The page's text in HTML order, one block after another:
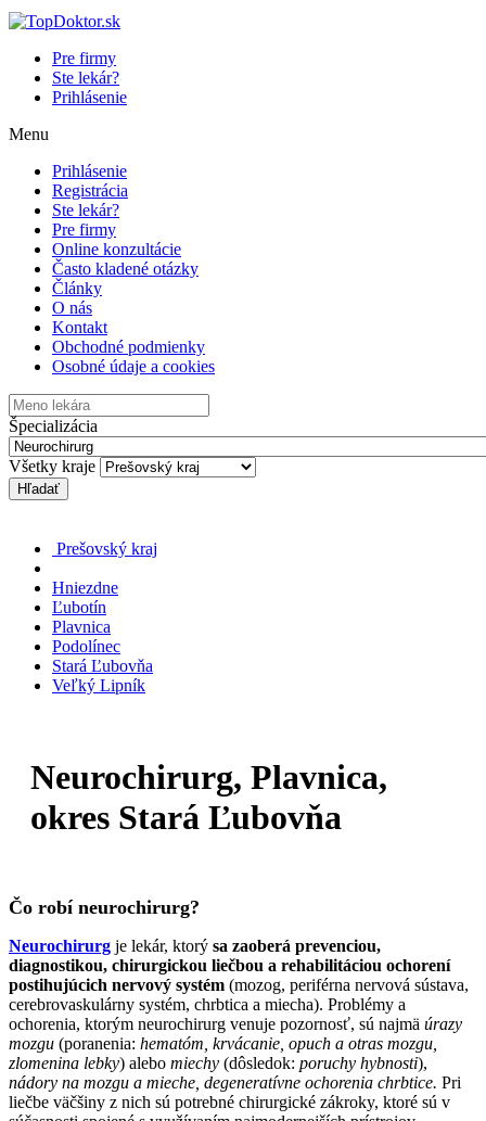
Pre firmy
Ste lekár?
Prihlásenie
Menu
Prihlásenie
Registrácia
Ste lekár?
Pre firmy
Online konzultácie
Často kladené otázky
Články
O nás
Kontakt
Obchodné podmienky
Osobné údaje a cookies
Špecializácia
Všetky kraje
Hľadať
Prešovský kraj
Hniezdne
Ľubotín
Plavnica
Podolínec
Stará Ľubovňa
Veľký Lipník
Neurochirurg, Plavnica,
okres Stará Ľubovňa
Čo robí neurochirurg?
Neurochirurg je lekár, ktorý sa zaoberá prevenciou,
diagnostikou, chirurgickou liečbou a rehabilitáciou ochorení
postihujúcich nervový systém (mozog, periférna nervová sústava,
cerebrovaskulárny systém, chrbtica a miecha). Problémy a
ochorenia, ktorým neurochirurg venuje pozornosť, sú najmä úrazy
mozgu (poranenia: hematóm, krvácanie, opuch a otras mozgu,
zlomenina lebky) alebo miechy (dôsledok: poruchy hybnosti),
nádory na mozgu a mieche, degeneratívne ochorenia chrbtice. Pri
liečbe väčšiny z nich sú potrebné chirurgické zákroky, ktoré sú v